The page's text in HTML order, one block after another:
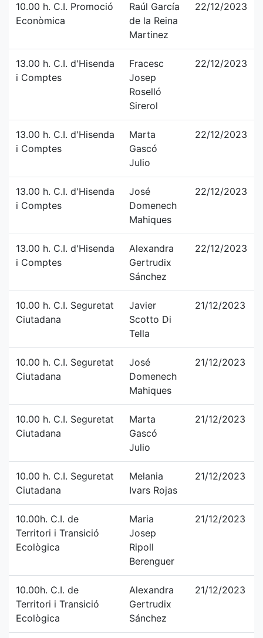
10.00 h. C.I. Promoció
Econòmica
Raúl García
de la Reina
Martinez
22/12/2023
13.00 h. C.I. d'Hisenda
i Comptes
Fracesc
Josep
Roselló
Sirerol
22/12/2023
13.00 h. C.I. d'Hisenda
i Comptes
Marta
Gascó
Julio
22/12/2023
13.00 h. C.I. d'Hisenda
i Comptes
José
Domenech
Mahiques
22/12/2023
13.00 h. C.I. d'Hisenda
i Comptes
Alexandra
Gertrudix
Sánchez
22/12/2023
10.00 h. C.I. Seguretat
Ciutadana
Javier
Scotto Di
Tella
21/12/2023
10.00 h. C.I. Seguretat
Ciutadana
José
Domenech
Mahiques
21/12/2023
10.00 h. C.I. Seguretat
Ciutadana
Marta
Gascó
Julio
21/12/2023
10.00 h. C.I. Seguretat
Ciutadana
Melania
Ivars Rojas
21/12/2023
10.00h. C.I. de
Territori i Transició
Ecològica
Maria
Josep
Ripoll
Berenguer
21/12/2023
10.00h. C.I. de
Territori i Transició
Ecològica
Alexandra
Gertrudix
Sánchez
21/12/2023